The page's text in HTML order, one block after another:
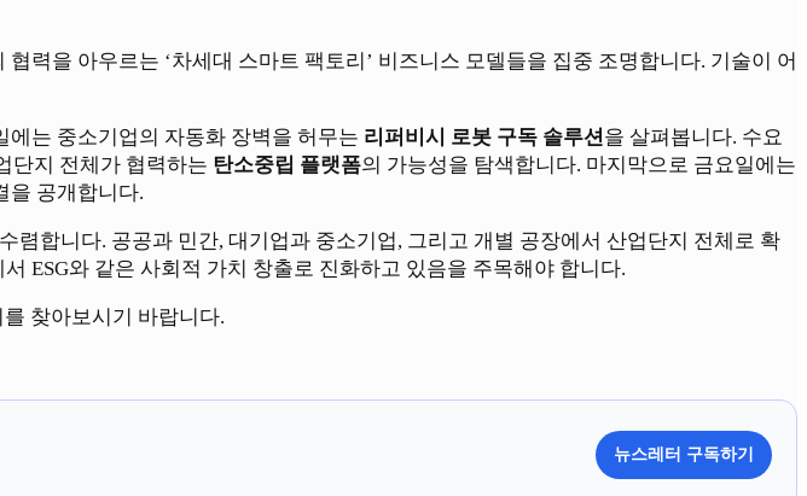
력을 아우르는 ‘차세대 스마트 팩토리’ 비즈니스 모델들을 집중 조명합니다. 기술이 어
에는 중소기업의 자동화 장벽을 허무는 리퍼비시 로봇 구독 솔루션을 살펴봅니다. 수요
단지 전체가 협력하는 탄소중립 플랫폼의 가능성을 탐색합니다. 마지막으로 금요일에는
을 공개합니다.
렴합니다. 공공과 민간, 대기업과 중소기업, 그리고 개별 공장에서 산업단지 전체로 확
ESG와 같은 사회적 가치 창출로 진화하고 있음을 주목해야 합니다.
찾아보시기 바랍니다.
뉴스레터 구독하기